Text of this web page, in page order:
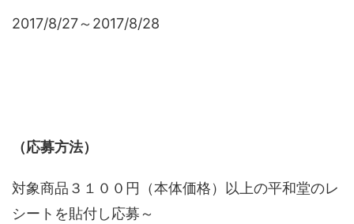
2017/8/27～2017/8/28
（応募方法）
対象商品３１００円（本体価格）以上の平和堂のレ
シートを貼付し応募～